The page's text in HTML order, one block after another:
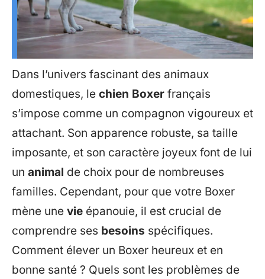
Dans l’univers fascinant des animaux
domestiques, le chien Boxer français
s’impose comme un compagnon vigoureux et
attachant. Son apparence robuste, sa taille
imposante, et son caractère joyeux font de lui
un animal de choix pour de nombreuses
familles. Cependant, pour que votre Boxer
mène une vie épanouie, il est crucial de
comprendre ses besoins spécifiques.
Comment élever un Boxer heureux et en
bonne santé ? Quels sont les problèmes de